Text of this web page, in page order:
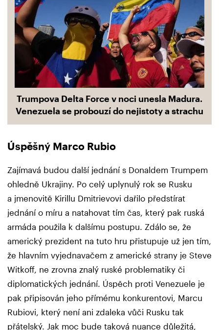
Trumpova Delta Force v noci unesla Madura.
Venezuela se probouzí do nejistoty a strachu
Úspěšný Marco Rubio
Zajímavá budou další jednání s Donaldem Trumpem
ohledně Ukrajiny. Po celý uplynulý rok se Rusku
a jmenovitě Kirillu Dmitrievovi dařilo předstírat
jednání o míru a natahovat tím čas, který pak ruská
armáda použila k dalšímu postupu. Zdálo se, že
americký prezident na tuto hru přistupuje už jen tím,
že hlavním vyjednavačem z americké strany je Steve
Witkoff, ne zrovna znalý ruské problematiky či
diplomatických jednání. Úspěch proti Venezuele je
pak připisován jeho přímému konkurentovi, Marcu
Rubiovi, který není ani zdaleka vůči Rusku tak
přátelský. Jak moc bude taková nuance důležitá,